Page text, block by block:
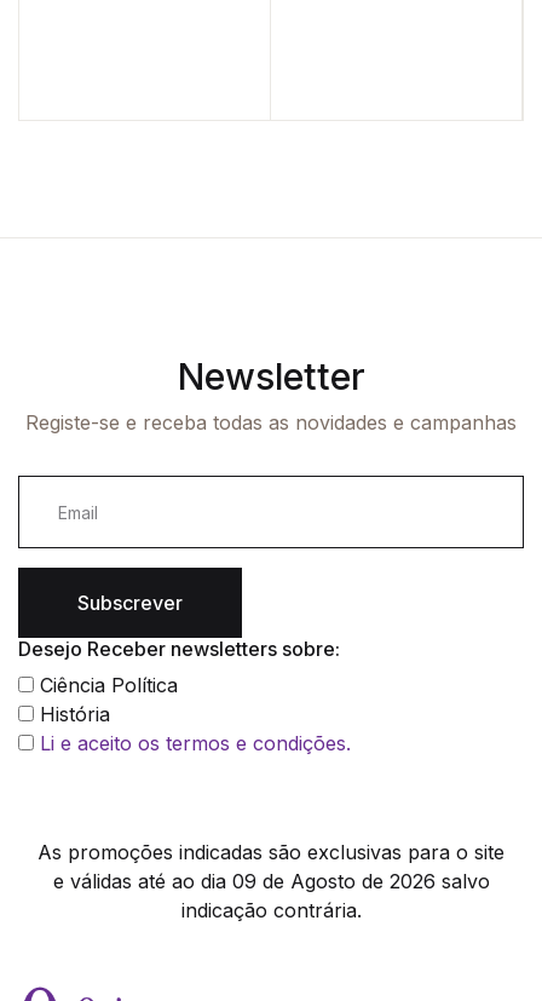
Newsletter
Registe-se e receba todas as novidades e campanhas
Subscrever
Desejo Receber newsletters sobre:
Ciência Política
História
Li e aceito os termos e condições.
As promoções indicadas são exclusivas para o site
e válidas até ao dia 09 de Agosto de 2026 salvo
indicação contrária.